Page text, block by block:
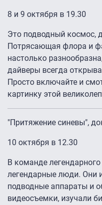
8 и 9 октября в 19.30
Это подводный космос,
Потрясающая флора и
настолько
дайверы всегда
Просто включайте и
картинку этой
"Притяжение синевы",
10 октября в 12.30
В команде
легендарные люди. Они
подводные аппараты и
видеосъемки, изучали